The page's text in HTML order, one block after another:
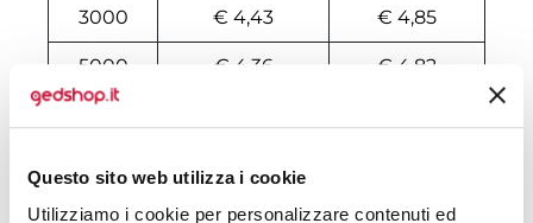
Questo sito web utilizza i cookie
Utilizziamo i cookie per personalizzare contenuti ed
3000 € 4,43 € 4,85
5000 € 4,36 € 4,82
Tecniche di stampa